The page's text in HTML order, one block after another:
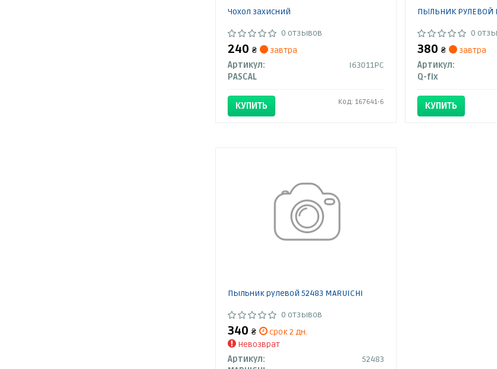
Чохол захисний
0 отзывов
240 ₴
завтра
Артикул:
I63011PC
PASCAL
КУПИТЬ Код: 167641-6
ПЫЛЬНИК РУЛЕВОЙ
0
380₴
завтра
Артикул:
Q-fix
КУПИТЬ
Пыльник рулевой 52483 MARUICHI
0 отзывов
340 ₴
срок 2 дн.
Невозврат
Артикул:
52483